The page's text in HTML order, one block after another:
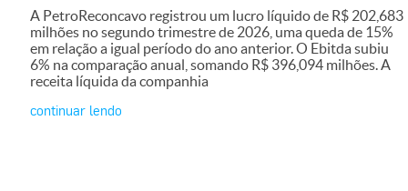
A PetroReconcavo registrou um lucro líquido de R$ 202,683
milhões no segundo trimestre de 2026, uma queda de 15%
em relação a igual período do ano anterior. O Ebitda subiu
6% na comparação anual, somando R$ 396,094 milhões. A
receita líquida da companhia
continuar lendo